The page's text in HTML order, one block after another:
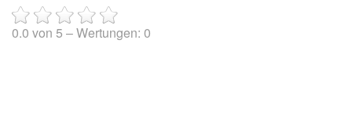
0.0 von 5 – Wertungen: 0